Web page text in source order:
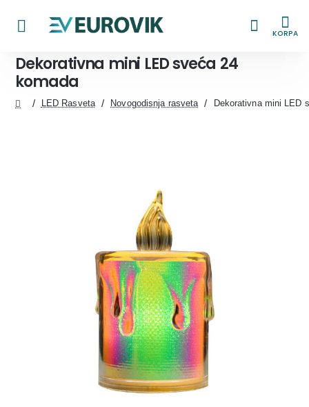
KORPA
Dekorativna mini LED sveća 24
komada
LED Rasveta Novogodisnja rasveta Dekorativna mini LED